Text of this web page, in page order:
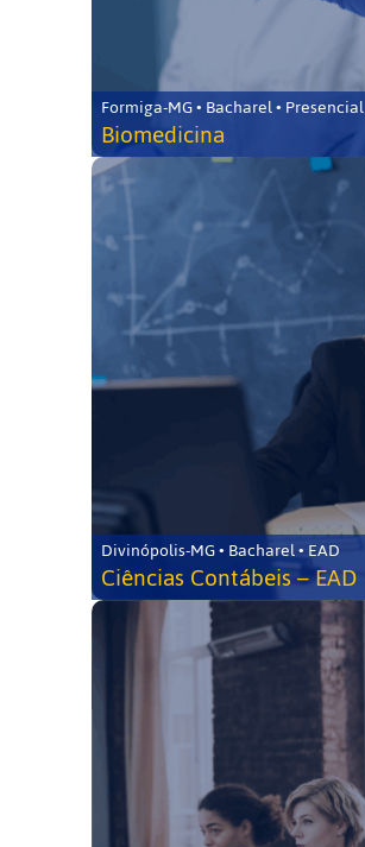
Formiga-MG • Bacharel • Presencial
Biomedicina
Divinópolis-MG • Bacharel • EAD
Ciências Contábeis – EAD